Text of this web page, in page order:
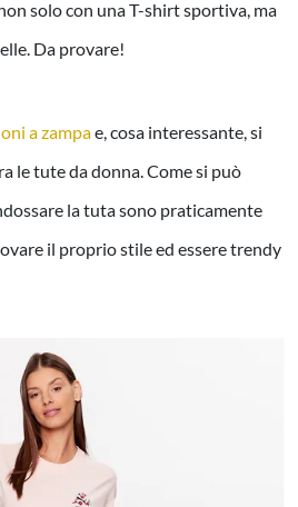
solo con una T-shirt sportiva, ma
Da provare!
a zampae, cosa interessante, si
le tute da donna. Come si può
la tuta sono praticamente
il proprio stile ed essere trendy